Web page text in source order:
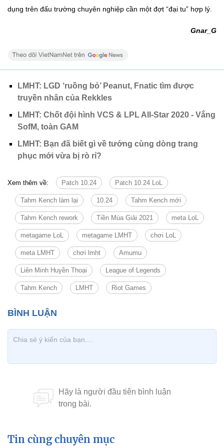
dụng trên đấu trường chuyên nghiệp cần một đợt “đại tu” hợp lý.
Gnar_G
LMHT: LGD ‘ruồng bỏ’ Peanut, Fnatic tìm được
truyền nhân của Rekkles
LMHT: Chốt đội hình VCS & LPL All-Star 2020 - Vắng
SofM, toàn GAM
LMHT: Bạn đã biết gì về tướng cùng dòng trang
phục mới vừa bị rò rỉ?
Xem thêm về: Patch 10.24 Patch 10.24 LoL
Tahm Kench làm lại 10.24 Tahm Kench mới
Tahm Kench rework Tiền Mùa Giải 2021 meta LoL
metagame LoL metagame LMHT chơi LoL
meta LMHT chơi lmht Amumu
Liên Minh Huyền Thoại League of Legends
Tahm Kench LMHT Riot Games
Tin cùng chuyên mục